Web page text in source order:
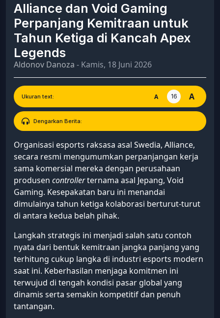
Alliance dan Void Gaming
Perpanjang Kemitraan untuk
Tahun Ketiga di Kancah Apex
Legends
Aldonov Danoza - Kamis, 18 Juni 2026
Ukuran text: A 16 A
Dengarkan Berita:
Organisasi esports raksasa asal Swedia, Alliance,
secara resmi mengumumkan perpanjangan kerja
sama komersial mereka dengan perusahaan
produsen controllerternama asal Jepang, Void
Gaming. Kesepakatan baru ini menandai
dimulainya tahun ketiga kolaborasi berturut-turut
di antara kedua belah pihak.
Langkah strategis ini menjadi salah satu contoh
nyata dari bentuk kemitraan jangka panjang yang
terhitung cukup langka di industri esports modern
saat ini. Keberhasilan menjaga komitmen ini
terwujud di tengah kondisi pasar global yang
dinamis serta semakin kompetitif dan penuh
tantangan.